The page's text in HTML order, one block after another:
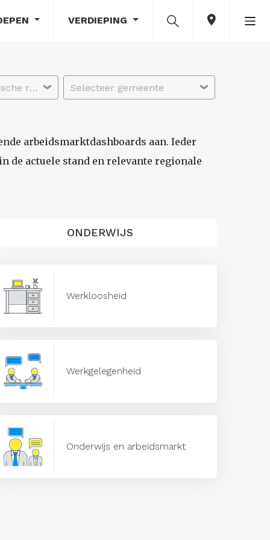
VERDIEPING
Selecteer economische regio Selecteer gemeente
arbeidsmarktdashboards aan. Ieder
de actuele stand en relevante regionale
ONDERWIJS
Werkloosheid
Werkgelegenheid
Onderwijs en arbeidsmarkt